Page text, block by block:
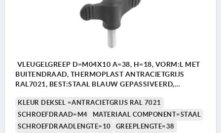
VLEUGELGREEP D=M04X10 A=38, H=18, VORM:L MET
BUITENDRAAD, THERMOPLAST ANTRACIETGRIJS
RAL7021, BEST:STAAL BLAUW GEPASSIVEERD,
KLEUR DEKSEL =ANTRACIETGRIJS RAL 7021
SCHROEFDRAAD=M4
MATERIAAL COMPONENT=STAAL
SCHROEFDRAADLENGTE=10
GREEPLENGTE=38